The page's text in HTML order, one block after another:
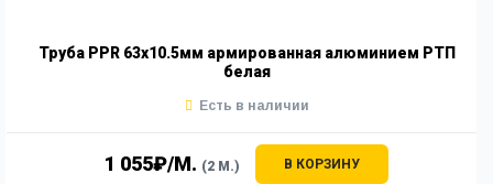
Труба PPR 63х10.5мм армированная алюминием РТП
белая
1 055₽/М. (2 М.) В КОРЗИНУ
Есть в наличии